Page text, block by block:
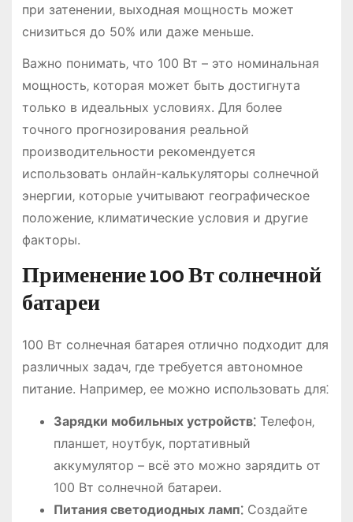
при затенении‚ выходная мощность может
снизиться до 50% или даже меньше.
Важно понимать‚ что 100 Вт – это номинальная
мощность‚ которая может быть достигнута
только в идеальных условиях. Для более
точного прогнозирования реальной
производительности рекомендуется
использовать онлайн-калькуляторы солнечной
энергии‚ которые учитывают географическое
положение‚ климатические условия и другие
факторы.
Применение 100 Вт солнечной
батареи
100 Вт солнечная батарея отлично подходит для
различных задач‚ где требуется автономное
питание. Например‚ ее можно использовать для⁚
Зарядки мобильных устройств⁚Телефон‚
планшет‚ ноутбук‚ портативный
аккумулятор – всё это можно зарядить от
100 Вт солнечной батареи.
Питания светодиодных ламп⁚Создайте